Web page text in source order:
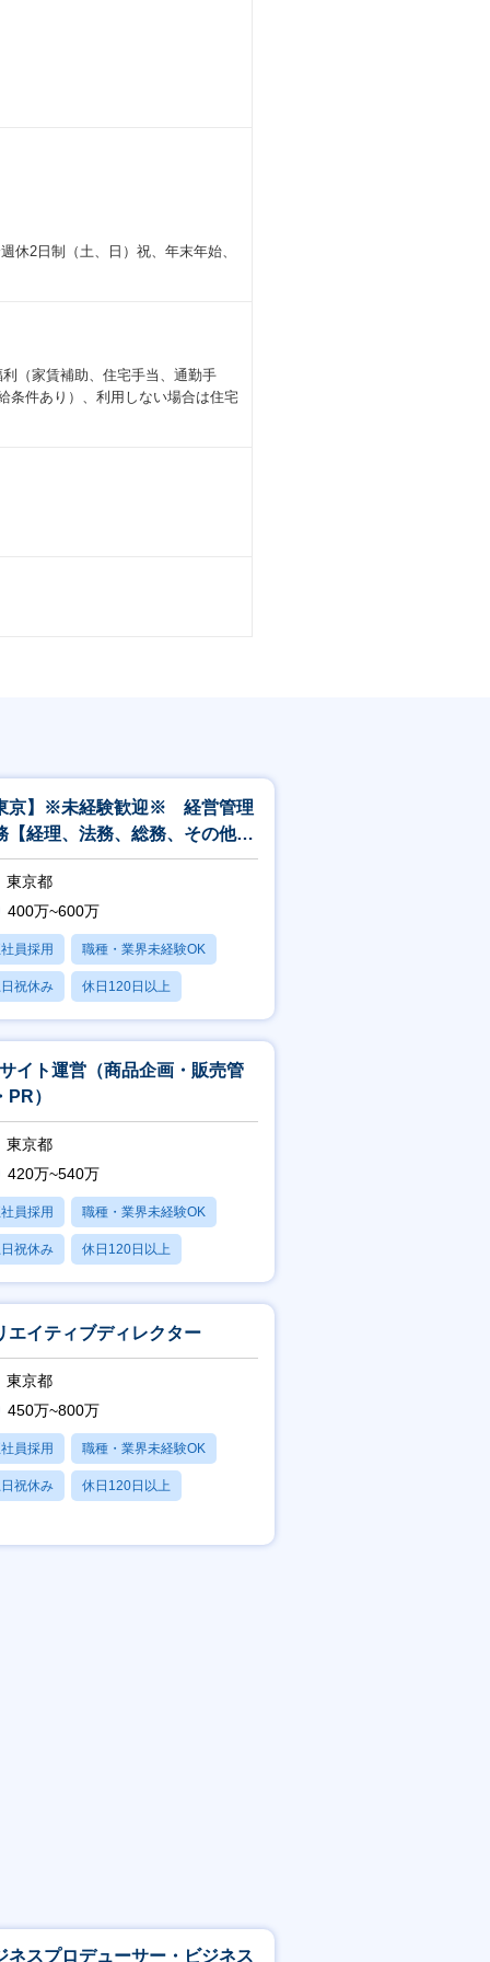
休2日制（土、日）祝、年末年始、
（家賃補助、住宅手当、通勤手
条件あり）、利用しない場合は住宅
京】※未経験歓迎※ 経営管理
【経理、法務、総務、その他必
応じて管理部門業務全般】
東京都
400万~600万
員採用 職種・業界未経験OK
祝休み 休日120日以上
業20時間以内
イト運営（商品企画・販売管
PR）
東京都
420万~540万
員採用 職種・業界未経験OK
祝休み 休日120日以上
業20時間以内
エイティブディレクター
東京都
450万~800万
員採用 職種・業界未経験OK
祝休み 休日120日以上
ネスプロデューサー・ビジネス